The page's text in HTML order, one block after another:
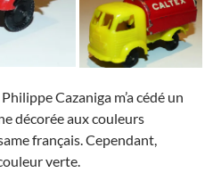
Cazaniga m’a cédé un
décorée aux couleurs
français. Cependant,
verte.